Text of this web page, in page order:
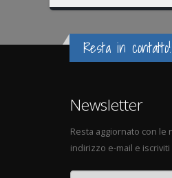
Resta in contatto!
Newsletter
Resta aggiornato con le
indirizzo e-mail e